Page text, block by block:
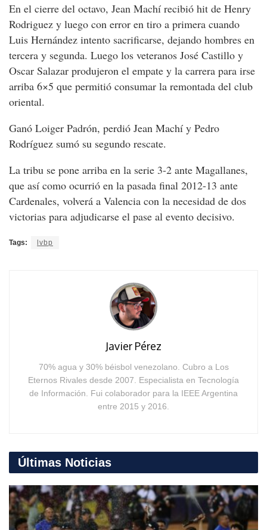
En el cierre del octavo, Jean Machí recibió hit de Henry
Rodriguez y luego con error en tiro a primera cuando
Luis Hernández intento sacrificarse, dejando hombres en
tercera y segunda. Luego los veteranos José Castillo y
Oscar Salazar produjeron el empate y la carrera para irse
arriba 6×5 que permitió consumar la remontada del club
oriental.
Ganó Loiger Padrón, perdió Jean Machí y Pedro
Rodríguez sumó su segundo rescate.
La tribu se pone arriba en la serie 3-2 ante Magallanes,
que así como ocurrió en la pasada final 2012-13 ante
Cardenales, volverá a Valencia con la necesidad de dos
victorias para adjudicarse el pase al evento decisivo.
Tags: lvbp
Javier Pérez
70% agua y 30% béisbol venezolano. Cubro a Los
Eternos Rivales desde 2007. Especialista en Tecnología
de Información. Fui colaborador para la IEEE Argentina
entre 2015 y 2016.
Últimas Noticias